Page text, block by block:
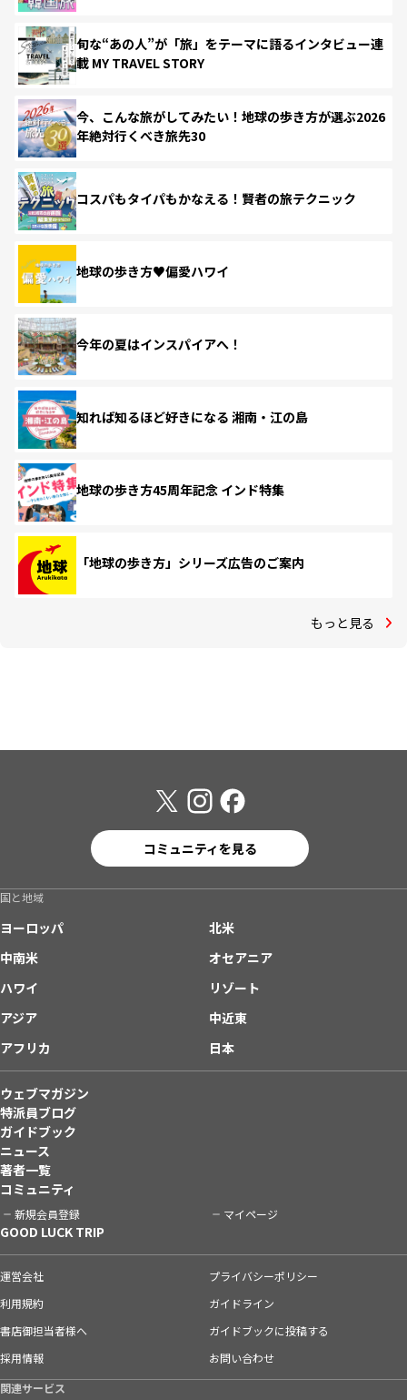
旬な“あの人”が「旅」をテーマに語るインタビュー連
載 MY TRAVEL STORY
今、こんな旅がしてみたい！地球の歩き方が選ぶ2026
年絶対行くべき旅先30
コスパもタイパもかなえる！賢者の旅テクニック
地球の歩き方♥偏愛ハワイ
今年の夏はインスパイアへ！
知れば知るほど好きになる 湘南・江の島
地球の歩き方45周年記念 インド特集
「地球の歩き方」シリーズ広告のご案内
もっと見る
コミュニティを見る
国と地域
ヨーロッパ
北米
中南米
オセアニア
ハワイ
リゾート
アジア
中近東
アフリカ
日本
ウェブマガジン
特派員ブログ
ガイドブック
ニュース
著者一覧
コミュニティ
新規会員登録 マイページ
GOOD LUCK TRIP
運営会社
プライバシーポリシー
利用規約
ガイドライン
書店御担当者様へ
ガイドブックに投稿する
採用情報
お問い合わせ
関連サービス